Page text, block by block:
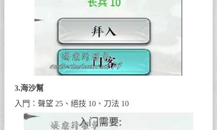
3.海沙幫
入門：聲望 25、絕技 10、刀法 10